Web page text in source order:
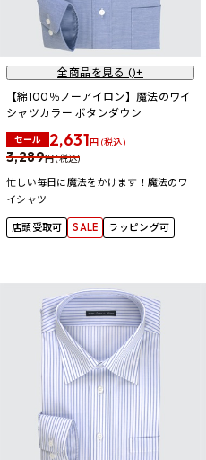
全商品を見る ()+
【綿100％ノーアイロン】魔法のワイ
シャツカラー ボタンダウン
セール 2,631円 (税込)
3,289円 (税込)
忙しい毎日に魔法をかけます！魔法のワ
イシャツ
店頭受取可 SALE ラッピング可